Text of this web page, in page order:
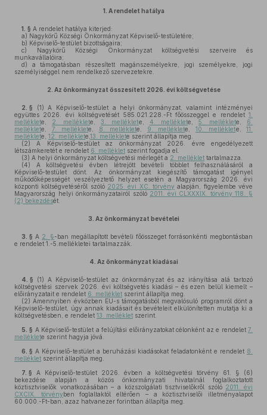
1. A rendelet hatálya
1. § A rendelet hatálya kiterjed:
a) Nagykörű Községi Önkormányzat Képviselő-testületére;
b) Képviselő-testület bizottságaira;
c) Nagykörű Községi Önkormányzat költségvetési szerveire és
munkavállalóira;
d) a támogatásban részesített magánszemélyekre, jogi személyekre, jogi
személyiséggel nem rendelkező szervezetekre.
2. Az önkormányzat összesített 2026. évi költségvetése
2. § (1) A Képviselő-testület a helyi önkormányzat, valamint intézményei
együttes 2026. évi költségvetését 585.021.228.-Ft főösszeggel e rendelet 1.
melléklete, 2. melléklete,3. melléklete, 4. melléklete, 5. melléklete, 6.
melléklete, 7. melléklete, 8. melléklete, 9. melléklete, 10. melléklete,11.
melléklete, 12. melléklete, 13. melléklete szerint állapítja meg.
(2) A Képviselő-testület az önkormányzat 2026. évre engedélyezett
létszámkeretét e rendelet 6. melléklet szerint fogadja el.
(3) A helyi önkormányzat költségvetési mérlegét a 2. melléklet tartalmazza.
(4) A költségvetési évben létrejött bevételi többlet felhasználásáról a
Képviselő-testület dönt. Az önkormányzat kiegészítő támogatást igényel
működőképességét veszélyeztető helyzet esetén a Magyarország 2026. évi
központi költségvetéséről szóló 2025. évi XC. törvény alapján, figyelembe véve
Magyarország helyi önkormányzatairól szóló 2011. évi CLXXXIX. törvény 118. §
(2) bekezdését.
3. Az önkormányzat bevételei
3. § A 2. §-ban megállapított bevételi főösszeget forrásonkénti megbontásban
e rendelet 1.-5.mellékletei tartalmazzák.
4. Az önkormányzat kiadásai
4. § (1) A Képviselő-testület az önkormányzat és az irányítása alá tartozó
költségvetési szervek 2026. évi költségvetés kiadási – és ezen belül kiemelt –
előirányzatait e rendelet 6. melléklet szerint állapítja meg.
(2) Amennyiben évközben EU-s támogatásból megvalósuló programról dönt a
Képviselő-testület, úgy annak kiadásait és bevételeit elkülönítetten mutatja ki a
költségvetésben, e rendelet 13. melléklet szerint.
5. § A Képviselő-testület a felújítási előirányzatokat célonként az e rendelet 7.
melléklete szerint hagyja jóvá.
6. § A Képviselő-testület a beruházási kiadásokat feladatonként e rendelet 8.
melléklet szerint állapítja meg.
7. § A Képviselő-testület 2026. évben a költségvetési törvény 61. § (6)
bekezdése alapján a közös önkormányzati hivatalnál foglalkoztatott
köztisztviselők vonatkozásában – a közszolgálati tisztviselőkről szóló 2011. évi
CXCIX. törvényben foglaltaktól eltérően – a köztisztviselői illetményalapot
60.000.-Ft-ban, azaz hatvanezer forintban állapítja meg.